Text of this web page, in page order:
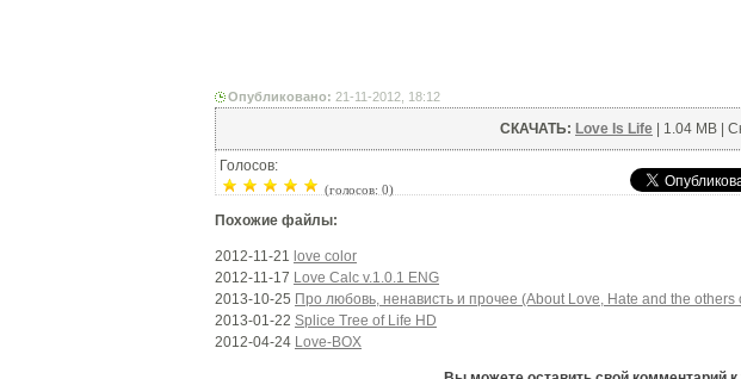
Опубликовано: 21-11-2012, 18:12
СКАЧАТЬ: Love Is Life | 1.04 MB |
Голосов:
(голосов: 0)
Похожие файлы:
2012-11-21 love color
2012-11-17 Love Calc v.1.0.1 ENG
2013-10-25 Про любовь, ненависть и прочее (About Love, Hate and the others
2013-01-22 Splice Tree of Life HD
2012-04-24 Love-BOX